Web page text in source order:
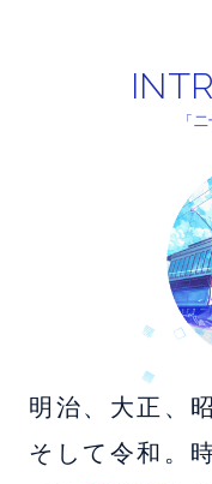
「
明治、大正、
そして令和。